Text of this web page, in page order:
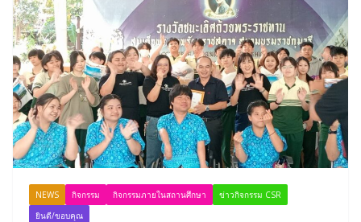
NEWS กิจกรรม กิจกรรมภายในสถานศึกษา
ข่าวกิจกรรม CSR
ยินดี/ขอบคุณ